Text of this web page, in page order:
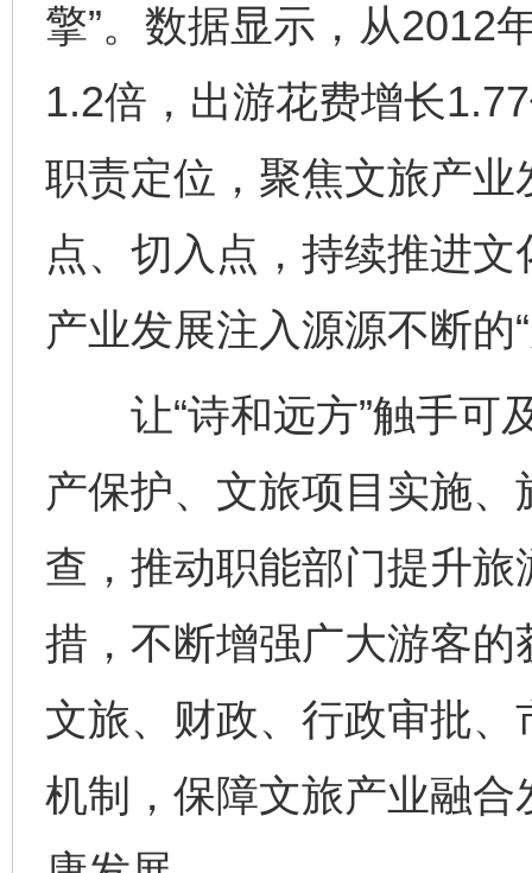
擎”。数据显示，从2012
1.2倍，出游花费增长
职责定位，聚焦文旅产
点、切入点，持续推进
产业发展注入源源不断的
让“诗和远方”触手可
产保护、文旅项目实施
查，推动职能部门提升
措，不断增强广大游客
文旅、财政、行政审批
机制，保障文旅产业融